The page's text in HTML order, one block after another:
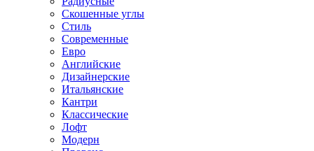
Скошенные углы
Стиль
Современные
Евро
Английские
Дизайнерские
Итальянские
Кантри
Классические
Лофт
Модерн